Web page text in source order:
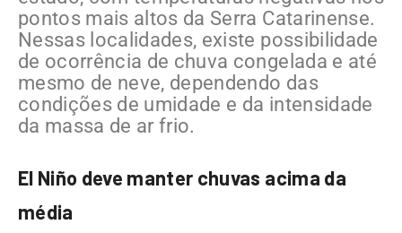
pontos mais altos da Serra Catarinense.
Nessas localidades, existe possibilidade
de ocorrência de chuva congelada e até
mesmo de neve, dependendo das
condições de umidade e da intensidade
da massa de ar frio.
El Niño deve manter chuvas acima da
média